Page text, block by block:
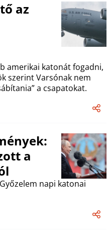
az
amerikai katonát fogadni,
szerint Varsónak nem
a csapatokat.
a
napi katonai